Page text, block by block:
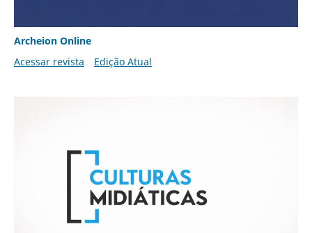
Archeion Online
Acessar revista
Edição Atual